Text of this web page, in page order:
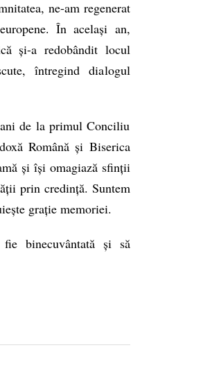
ne-am regenerat
În același an,
și-a redobândit locul
întregind dialogul
de la primul Conciliu
Română și Biserica
și își omagiază sfinții
prin credință. Suntem
grație memoriei.
binecuvântată și să